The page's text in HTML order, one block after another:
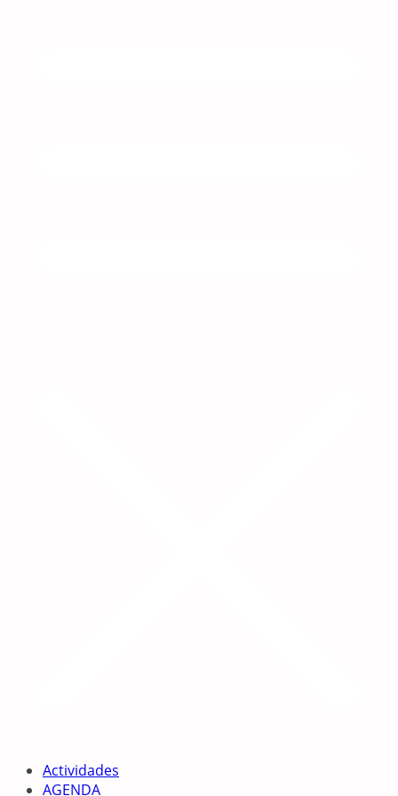
Actividades
AGENDA